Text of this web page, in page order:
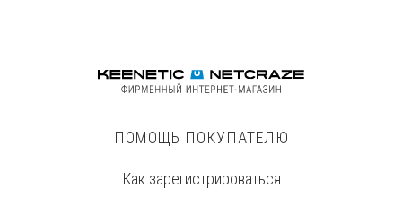
ПОМОЩЬ ПОКУПАТЕЛЮ
Как зарегистрироваться